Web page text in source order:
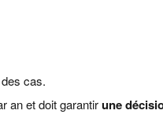
cas.
an et doit garantirune